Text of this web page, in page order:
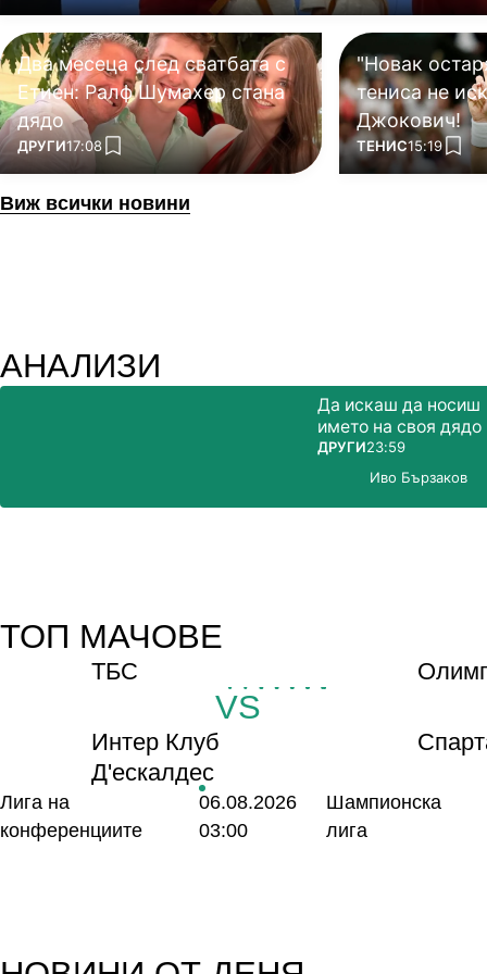
Два месеца след сватбата с
Етиен: Ралф Шумахер стана
дядо
ПОВЕЧЕ ОТ
ДРУГИ17:08 add favorites
"Новак
тениса не
Джокович!
ПОВЕЧЕ ОТ
ТЕНИС15:19 add
Виж всички новини
АНАЛИЗИ
Да искаш да носиш
името на своя дядо
ПОВЕЧЕ ОТ
ДРУГИ23:59
Иво Бързаков
ТОП МАЧОВЕ
ТБС
VS
Интер Клуб
Д'ескалдес
Лига на
конференциите
06.08.2026
03:00
Шампионска
лига